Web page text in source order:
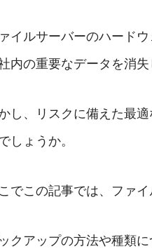
イルサーバーのハード
内の重要なデータを消
し、リスクに備えた最
しょうか。
でこの記事では、ファ
クアップの方法や種類